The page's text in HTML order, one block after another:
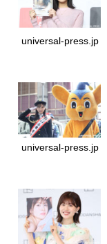
universal-press.jp
universal-press.jp